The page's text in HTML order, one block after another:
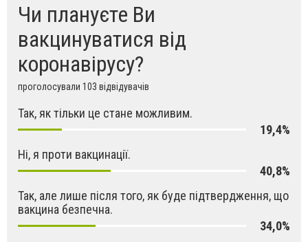
Чи плануєте Ви
вакцинуватися від
коронавірусу?
проголосували 103 відвідувачів
Так, як тільки це стане можливим.
19,4%
Ні, я проти вакцинації.
40,8%
Так, але лише після того, як буде підтвердження, що
вакцина безпечна.
34,0%